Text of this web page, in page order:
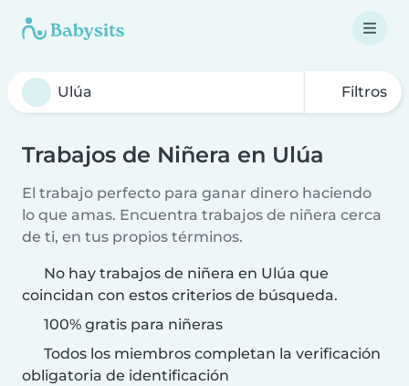
Filtros
Trabajos de Niñera en Ulúa
El trabajo perfecto para ganar dinero haciendo
lo que amas. Encuentra trabajos de niñera cerca
de ti, en tus propios términos.
No hay trabajos de niñera en Ulúa que
coincidan con estos criterios de búsqueda.
100% gratis para niñeras
Todos los miembros completan la verificación
obligatoria de identificación